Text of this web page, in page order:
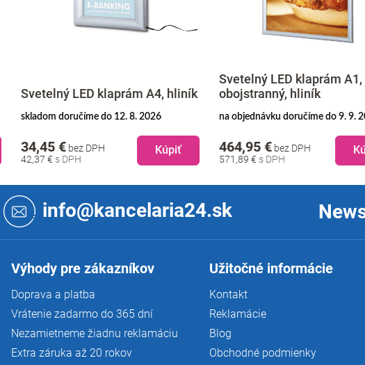
Svetelný LED klaprám A4, hliník
skladom doručíme do 12. 8. 2026
42,37 €
34,45 € bez DPH Kúpiť
Svetelný LED klaprám A1,
obojstranný, hliník
na objednávku doručíme do 9. 9.
571,89 €
464,95 € bez DPH
info@kancelaria24.sk
Výhody pre zákazníkov
Doprava a platba
Vrátenie zadarmo do 365 dní
Nezamietneme žiadnu reklamáciu
Extra záruka až 20 rokov
Užitočné informácie
Kontakt
Reklamácie
Blog
Obchodné podmienky